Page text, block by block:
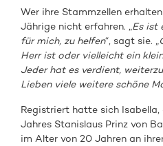
Wer ihre Stammzellen
Jährige nicht erfahren. „Es ist
für mich, zu helfen“, sagt sie. „
Herr ist oder vielleicht ein
Jeder hat es verdient,
Lieben viele weitere schöne
Registriert hatte sich Isabella,
Jahres Stanislaus Prinz von
im Alter von 20 Jahren an